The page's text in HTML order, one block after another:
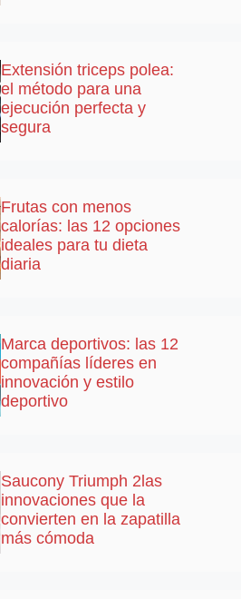
Extensión triceps polea:
el método para una
ejecución perfecta y
segura
Frutas con menos
calorías: las 12 opciones
ideales para tu dieta
diaria
Marca deportivos: las 12
compañías líderes en
innovación y estilo
deportivo
Saucony Triumph 2las
innovaciones que la
convierten en la zapatilla
más cómoda